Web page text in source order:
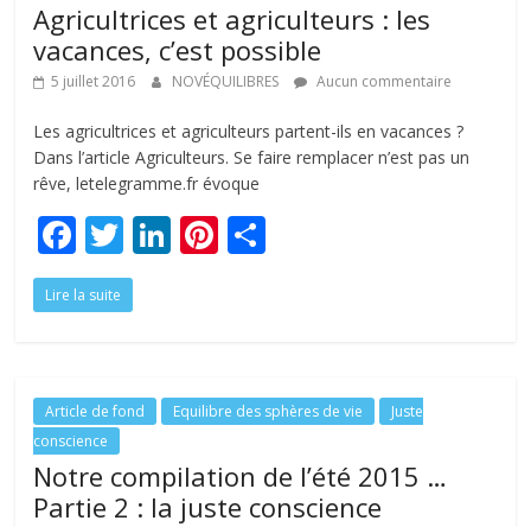
k
Agricultrices et agriculteurs : les
vacances, c’est possible
5 juillet 2016 NOVÉQUILIBRES Aucun commentaire
Les agricultrices et agriculteurs partent-ils en vacances ?
Dans l’article Agriculteurs. Se faire remplacer n’est pas un
rêve, letelegramme.fr évoque
F
ac
e
o
o
k
T
w
itt
Li
dI
n
Pi
st er
Lire la suite
Article de fond Equilibre des sphères de vie
Juste
conscience
Notre compilation de l’été 2015 …
Partie 2 : la juste conscience